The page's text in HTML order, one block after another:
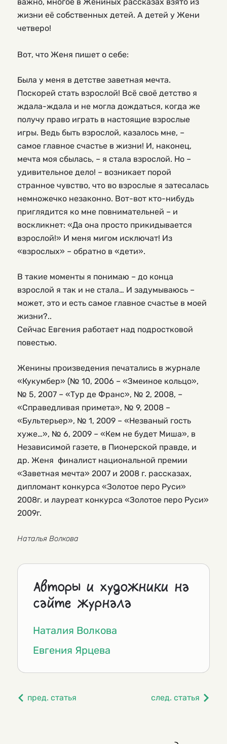
важно, многое в Жениных рассказах взято из
жизни её собственных детей. А детей у Жени
четверо!
Вот, что Женя пишет о себе:
Была у меня в детстве заветная мечта.
Поскорей стать взрослой! Всё своё детство я
ждала-ждала и не могла дождаться, когда же
получу право играть в настоящие взрослые
игры. Ведь быть взрослой, казалось мне, –
самое главное счастье в жизни! И, наконец,
мечта моя сбылась, – я стала взрослой. Но –
удивительное дело! – возникает порой
странное чувство, что во взрослые я затесалась
немножечко незаконно. Вот-вот кто-нибудь
приглядится ко мне повнимательней – и
воскликнет: «Да она просто прикидывается
взрослой!» И меня мигом исключат! Из
«взрослых» – обратно в «дети».
В такие моменты я понимаю – до конца
взрослой я так и не стала… И задумываюсь –
может, это и есть самое главное счастье в моей
жизни?..
Сейчас Евгения работает над подростковой
повестью.
Женины произведения печатались в журнале
«Кукумбер» (№ 10, 2006 – «Змеиное кольцо»,
№ 5, 2007 – «Тур де Франс», № 2, 2008, –
«Справедливая примета», № 9, 2008 –
«Бультерьер», № 1, 2009 – «Незваный гость
хуже…», № 6, 2009 – «Кем не будет Миша», в
Независимой газете, в Пионерской правде, и
др. Женя финалист национальной премии
«Заветная мечта» 2007 и 2008 г. рассказах,
дипломант конкурса «Золотое перо Руси»
2008г. и лауреат конкурса «Золотое перо Руси»
2009г.
Наталья Волкова
Авторы и художники на
сайте журнала
Наталия Волкова
Евгения Ярцева
пред. статья след. статья